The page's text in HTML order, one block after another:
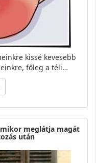
kissé kevesebb
főleg a téli…
meglátja magát
után